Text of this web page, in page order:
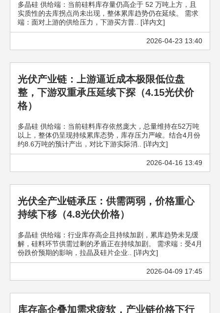
多晶硅 供给端：当前硅料库存量仍高企于 52 万吨上方，且
实质性的去库拐点尚未出现，整体累库趋势仍在延续。 需求
端：面对上游的供给压力，下游买方普.. [详内文]
2026-04-23 13:40
光伏产业链：上游逼近成本极限低位盘
整，下游双重承压延续下探（4.15光伏价
格）
多晶硅 供给端：当前硅料库存依然庞大，总量维持在52万吨
以上，整体仍呈现持续累库态势，库存压力严峻。结合4月份
约8.6万吨的预计产出，对比下游实际消.. [详内文]
2026-04-16 13:49
光伏全产业链承压：供需两弱，价格重心
持续下移（4.8光伏价格）
多晶硅 供给端：行业库存高企且持续加剧，累库趋势未见缓
解，硅料环节供需过剩的矛盾正在持续加剧。 需求端：受4月
份跌价预期的影响，拉晶及硅片企业.. [详内文]
2026-04-09 17:45
库存高企叠加需求疲软，产业链价格下行